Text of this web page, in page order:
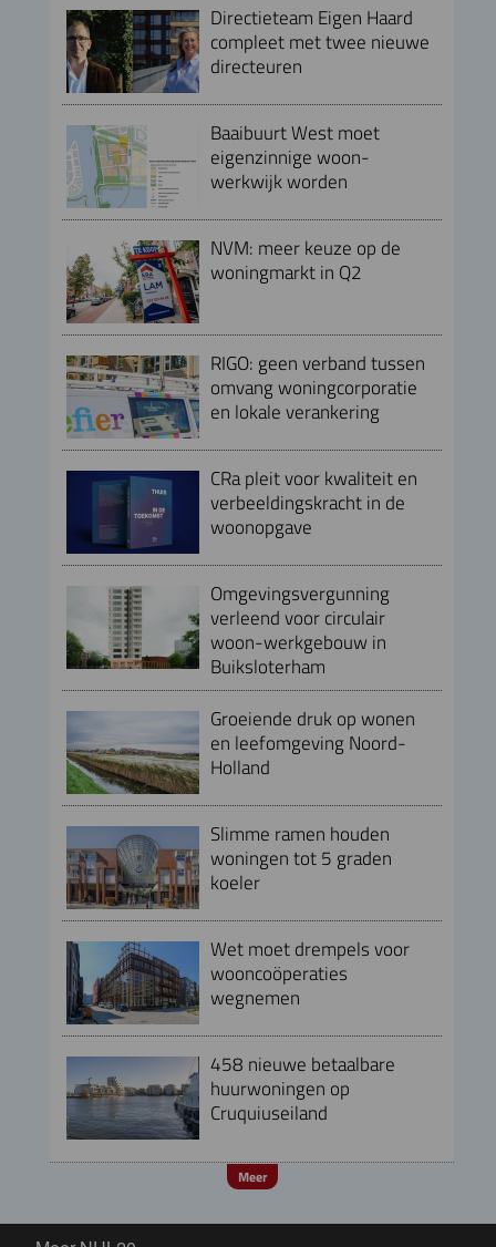
Directieteam Eigen Haard
compleet met twee nieuwe
directeuren
Baaibuurt West moet
eigenzinnige woon-
werkwijk worden
NVM: meer keuze op de
woningmarkt in Q2
RIGO: geen verband tussen
omvang woningcorporatie
en lokale verankering
CRa pleit voor kwaliteit en
verbeeldingskracht in de
woonopgave
Omgevingsvergunning
verleend voor circulair
woon-werkgebouw in
Buiksloterham
Groeiende druk op wonen
en leefomgeving Noord-
Holland
Slimme ramen houden
woningen tot 5 graden
koeler
Wet moet drempels voor
wooncoöperaties
wegnemen
458 nieuwe betaalbare
huurwoningen op
Cruquiuseiland
Meer